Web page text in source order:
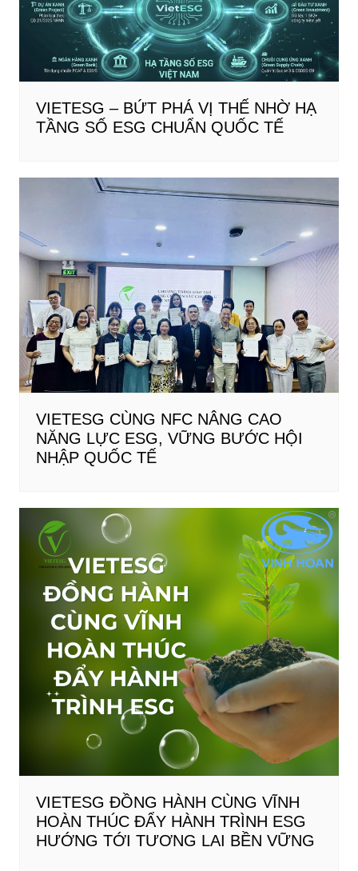
VIETESG – BỨT PHÁ VỊ THẾ NHỜ HẠ
TẦNG SỐ ESG CHUẨN QUỐC TẾ
VIETESG CÙNG NFC NÂNG CAO
NĂNG LỰC ESG, VỮNG BƯỚC HỘI
NHẬP QUỐC TẾ
VIETESG ĐỒNG HÀNH CÙNG VĨNH
HOÀN THÚC ĐẨY HÀNH TRÌNH ESG
HƯỚNG TỚI TƯƠNG LAI BỀN VỮNG